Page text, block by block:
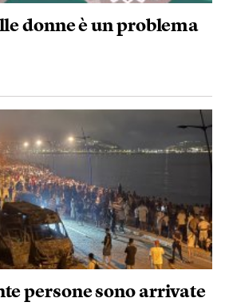
donne è un problema
persone sono arrivate